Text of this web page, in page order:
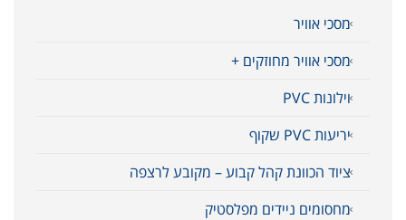
מסכי אוויר
מסכי אוויר מחוזקים +
וילונות PVC
יריעות PVC שקוף
ציוד הכוונת קהל קבוע – מקובע לרצפה
מחסומים ניידים מפלסטיק